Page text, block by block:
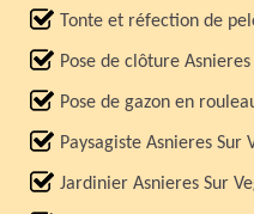
Tonte et réfection de
Pose de clôture
Pose de gazon en
Paysagiste Asnieres Sur
Jardinier Asnieres Sur